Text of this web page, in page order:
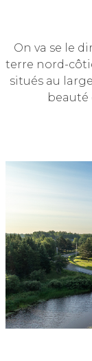
On va se le
terre nord-
situés au
beauté